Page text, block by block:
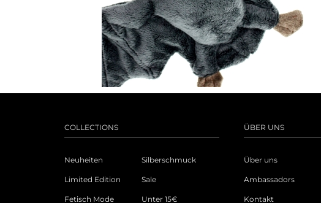
COLLECTIONS
Neuheiten
Limited Edition
Fetisch Mode
Silberschmuck
Sale
Unter 15€
ÜBER UNS
Über uns
Ambassadors
Kontakt